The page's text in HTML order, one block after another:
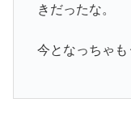
きだったな。
今となっちゃも